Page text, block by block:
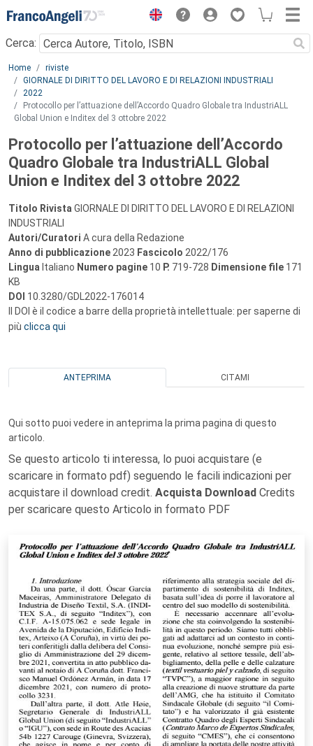
Menu
Cerca:
Main content
Home
riviste
GIORNALE DI DIRITTO DEL LAVORO E DI RELAZIONI INDUSTRIALI
2022
Protocollo per l’attuazione dell’Accordo Quadro Globale tra IndustriALL
Global Union e Inditex del 3 ottobre 2022
Protocollo per l’attuazione dell’Accordo
Quadro Globale tra IndustriALL Global
Union e Inditex del 3 ottobre 2022
Titolo Rivista GIORNALE DI DIRITTO DEL LAVORO E DI RELAZIONI
INDUSTRIALI
Autori/Curatori A cura della Redazione
Anno di pubblicazione 2023 Fascicolo 2022/176
Lingua Italiano Numero pagine 10 P. 719-728 Dimensione file 171
KB
DOI 10.3280/GDL2022-176014
Il DOI è il codice a barre della proprietà intellettuale: per saperne di
più clicca qui
ANTEPRIMA CITAMI
Qui sotto puoi vedere in anteprima la prima pagina di questo
articolo.
Se questo articolo ti interessa, lo puoi acquistare (e
scaricare in formato pdf) seguendo le facili indicazioni per
acquistare il download credit. Acquista Download Credits
per scaricare questo Articolo in formato PDF